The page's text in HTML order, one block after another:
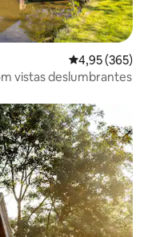
4,95 de uma
4,95 (365)
vistas deslumbrantes